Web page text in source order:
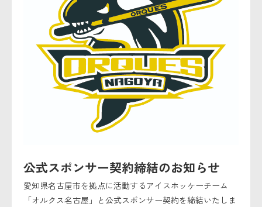
セキュリティーポリシー
公式スポンサー契約締結のお知らせ
愛知県名古屋市を拠点に活動するアイスホッケーチーム
「オルクス名古屋」と公式スポンサー契約を締結いたしま